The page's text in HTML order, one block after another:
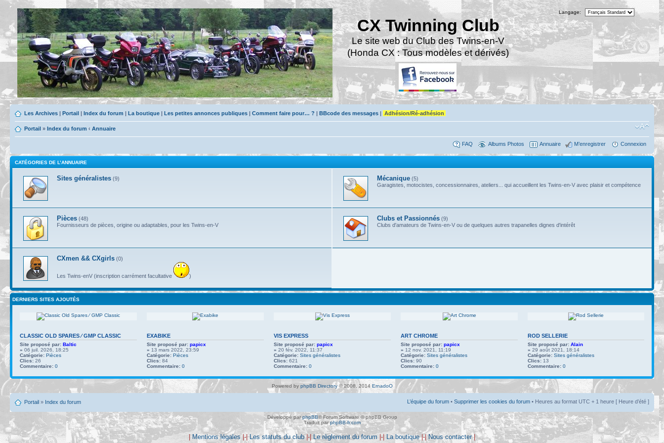
CX Twinning Club
Le site web du Club des Twins-en-V
(Honda CX : Tous modèles et dérivés)
Langage:
Les Archives | Portail | Index du forum | La boutique | Les petites annonces publiques | Comment faire pour… ? | BBcode des messages | Adhésion/Ré-adhésion
Portail » Index du forum ‹ Annuaire
FAQ Albums Photos Annuaire M’enregistrer Connexion
CATÉGORIES DE L’ANNUAIRE
Sites généralistes (9) Mécanique (5)
Garagistes, motocistes, concessionnaires, ateliers... qui accueillent les Twins-en-V avec plaisir et compétence
Pièces (48)
Fournisseurs de pièces, origine ou adaptables, pour les Twins-en-V
Clubs et Passionnés (9)
Clubs d'amateurs de Twins-en-V ou de quelques autres trapanelles dignes d'intérêt
CXmen && CXgirls (0)
Les Twins-enV (inscription carrément facultative )
DERNIERS SITES AJOUTÉS
CLASSIC OLD SPARES ∕ GMP CLASSIC
Site proposé par: Baltic
» 06 juil. 2026, 18:25
Catégorie: Pièces
Clics: 26
Commentaire: 0
EXABIKE
Site proposé par: papicx
» 13 mars 2022, 23:59
Catégorie: Pièces
Clics: 84
Commentaire: 0
VIS EXPRESS
Site proposé par: papicx
» 20 fév. 2022, 11:37
Catégorie: Sites généralistes
Clics: 621
Commentaire: 0
ART CHROME
Site proposé par: papicx
» 12 nov. 2021, 11:19
Catégorie: Sites généralistes
Clics: 90
Commentaire: 0
ROD SELLERIE
Site proposé par: Alain
» 29 août 2021, 18:14
Catégorie: Sites généralistes
Clics: 13
Commentaire: 0
Powered by phpBB Directory© 2008, 2014 ErnadoO
Portail » Index du forum L’équipe du forum • Supprimer les cookies du forum • Heures au format UTC + 1 heure [ Heure d’été ]
Développé parphpBB® Forum Software © phpBB Group
Traduit parphpBB-fr.com
| Mentions légales|-|Les statuts du club|-|Le règlement du forum |-| La boutique|-| Nous contacter|